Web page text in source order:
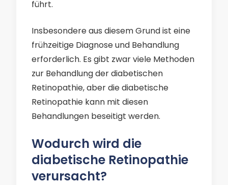
führt.
Insbesondere aus diesem Grund ist eine
frühzeitige Diagnose und Behandlung
erforderlich. Es gibt zwar viele Methoden
zur Behandlung der diabetischen
Retinopathie, aber die diabetische
Retinopathie kann mit diesen
Behandlungen beseitigt werden.
Wodurch wird die
diabetische Retinopathie
verursacht?